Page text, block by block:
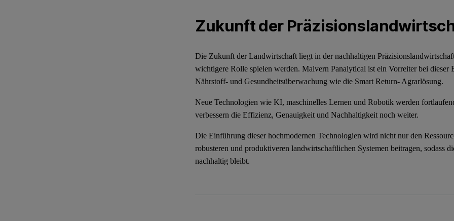
Zukunft der
Die Zukunft der Landwirtschaft liegt in der nachhaltigen
wichtigere Rolle spielen werden. Malvern Panalytical ist ein Vorreiter bei
Nährstoff- und Gesundheitsüberwachung wie die Smart Return- Agrarlösung.
Neue Technologien wie KI, maschinelles Lernen und Robotik werden
verbessern die Effizienz, Genauigkeit und Nachhaltigkeit noch weiter.
Die Einführung dieser hochmodernen Technologien wird nicht nur den
robusteren und produktiveren landwirtschaftlichen Systemen beitragen, sodass
nachhaltig bleibt.